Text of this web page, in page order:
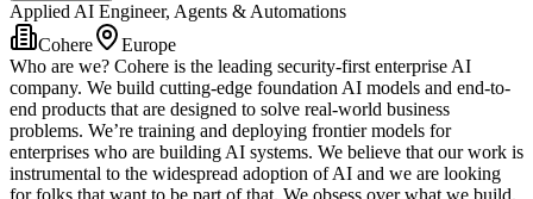
Applied AI Engineer, Agents & Automations
Cohere
Europe
Who are we? Cohere is the leading security-first enterprise AI
company. We build cutting-edge foundation AI models and end-to-
end products that are designed to solve real-world business
problems. We’re training and deploying frontier models for
enterprises who are building AI systems. We believe that our work is
instrumental to the widespread adoption of AI and we are looking
for folks that want to be part of that. We obsess over what we build.